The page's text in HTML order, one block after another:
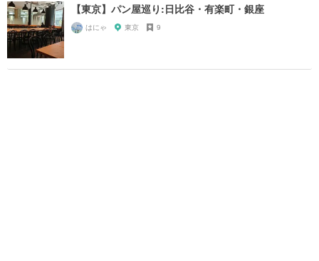
【東京】パン屋巡り:日比谷・有楽町・銀座
はにゃ 東京 9